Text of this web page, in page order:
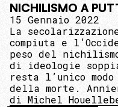
NICHILISMO A
15 Gennaio 2022
La
compiuta e
peso del
di ideologie
resta l’unico
della morte.
di Michel